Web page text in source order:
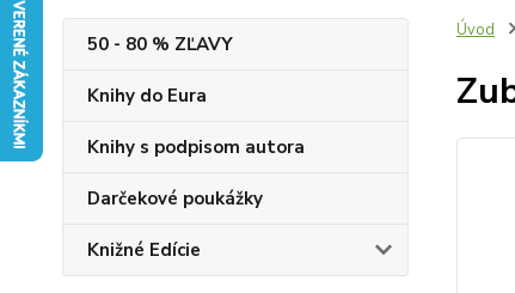
50 - 80 % ZĽAVY
Knihy do Eura
Knihy s podpisom autora
Darčekové poukážky
Knižné Edície
Úvod